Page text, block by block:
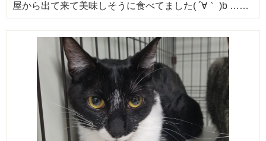
屋から出て来て美味しそうに食べてました( ´∀｀ )b ……